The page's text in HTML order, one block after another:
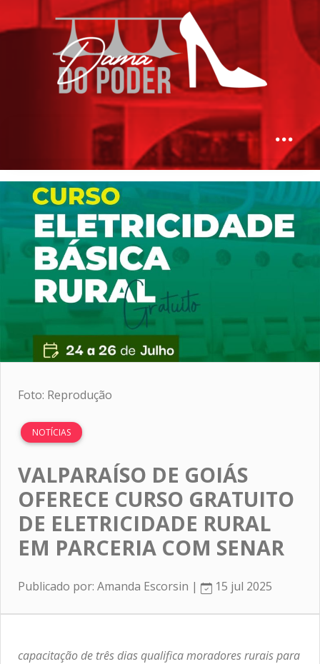
Foto: Reprodução
NOTÍCIAS
VALPARAÍSO DE GOIÁS
OFERECE CURSO GRATUITO
DE ELETRICIDADE RURAL
EM PARCERIA COM SENAR
Publicado por: Amanda Escorsin | 15 jul 2025
capacitação de três dias qualifica moradores rurais para